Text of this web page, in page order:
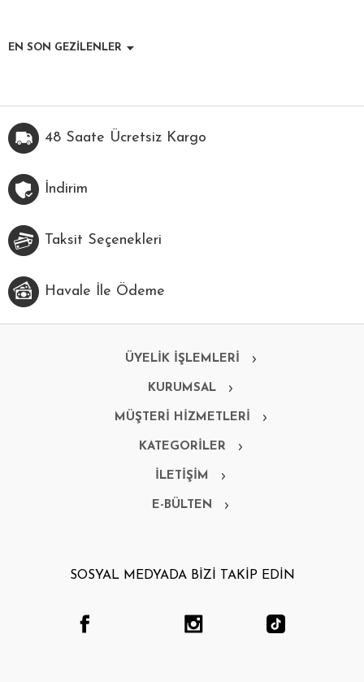
EN SON GEZİLENLER
48 Saate Ücretsiz Kargo
İndirim
Taksit Seçenekleri
Havale İle Ödeme
ÜYELİK İŞLEMLERİ
KURUMSAL
MÜŞTERİ HİZMETLERİ
KATEGORİLER
İLETİŞİM
E-BÜLTEN
SOSYAL MEDYADA BİZİ TAKİP EDİN